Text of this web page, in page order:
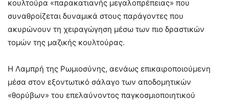
κουλτούρα «παρακατιανής μεγαλοπρέπειας» που
συναθροίζεται δυναμικά στους παράγοντες που
ακυρώνουν τη χειραγώγηση μέσω των πιο δραστικών
τομών της μαζικής κουλτούρας.
Η Λαμπρή της Ρωμιοσύνης, αενάως επικαιροποιούμενη
μέσα στον εξοντωτικό σάλαγο των αποδομητικών
«θορύβων» του επελαύνοντος παγκοσμιοποιητικού